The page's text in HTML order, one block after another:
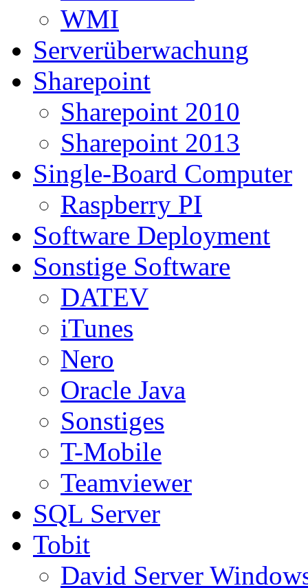
WMI
Serverüberwachung
Sharepoint
Sharepoint 2010
Sharepoint 2013
Single-Board Computer
Raspberry PI
Software Deployment
Sonstige Software
DATEV
iTunes
Nero
Oracle Java
Sonstiges
T-Mobile
Teamviewer
SQL Server
Tobit
David Server